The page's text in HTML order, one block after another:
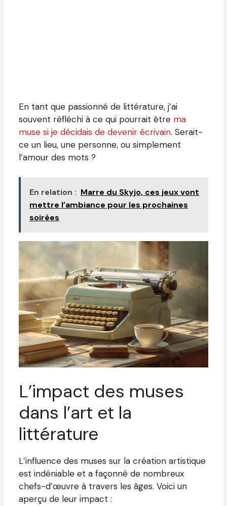
En tant que passionné de littérature, j’ai
souvent réfléchi à ce qui pourrait être ma
muse si je décidais de devenir écrivain. Serait-
ce un lieu, une personne, ou simplement
l’amour des mots ?
En relation : Marre du Skyjo, ces jeux vont
mettre l’ambiance pour les prochaines
soirées
L’impact des muses
dans l’art et la
littérature
L’influence des muses sur la création artistique
est indéniable et a façonné de nombreux
chefs-d’œuvre à travers les âges. Voici un
aperçu de leur impact :